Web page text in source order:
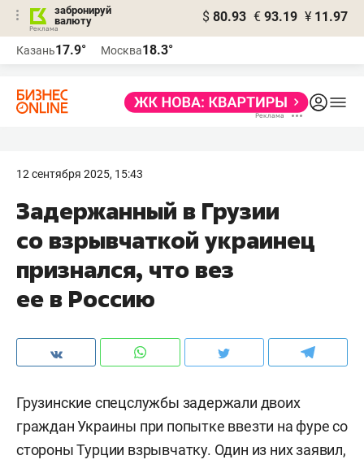
забронируй
валюту
$ 80.93 € 93.19 ¥ 11.97
Казань17.9° Москва18.3°
12 сентября 2025, 15:43
Задержанный в Грузии
со взрывчаткой украинец
признался, что вез
ее в Россию
Грузинские спецслужбы задержали двоих
граждан Украины при попытке ввезти на фуре со
стороны Турции взрывчатку. Один из них заявил,